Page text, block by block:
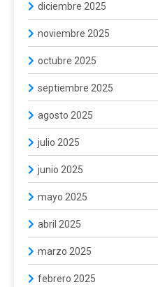
diciembre 2025
noviembre 2025
octubre 2025
septiembre 2025
agosto 2025
julio 2025
junio 2025
mayo 2025
abril 2025
marzo 2025
febrero 2025